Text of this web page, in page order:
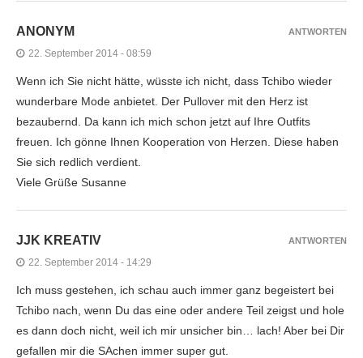
ANONYM
22. September 2014 - 08:59
Wenn ich Sie nicht hätte, wüsste ich nicht, dass Tchibo wieder
wunderbare Mode anbietet. Der Pullover mit den Herz ist
bezaubernd. Da kann ich mich schon jetzt auf Ihre Outfits
freuen. Ich gönne Ihnen Kooperation von Herzen. Diese haben
Sie sich redlich verdient.
Viele Grüße Susanne
ANTWORTEN
JJK KREATIV
22. September 2014 - 14:29
Ich muss gestehen, ich schau auch immer ganz begeistert bei
Tchibo nach, wenn Du das eine oder andere Teil zeigst und hole
es dann doch nicht, weil ich mir unsicher bin… lach! Aber bei Dir
gefallen mir die SAchen immer super gut.
ANTWORTEN